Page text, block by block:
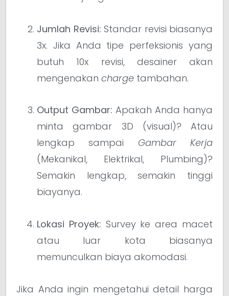
Jumlah Revisi: Standar revisi biasanya
3x. Jika Anda tipe perfeksionis yang
butuh 10x revisi, desainer akan
mengenakan charge tambahan.
Output Gambar: Apakah Anda hanya
minta gambar 3D (visual)? Atau
lengkap sampai Gambar Kerja
(Mekanikal, Elektrikal, Plumbing)?
Semakin lengkap, semakin tinggi
biayanya.
Lokasi Proyek: Survey ke area macet
atau luar kota biasanya
memunculkan biaya akomodasi.
Jika Anda ingin mengetahui detail harga